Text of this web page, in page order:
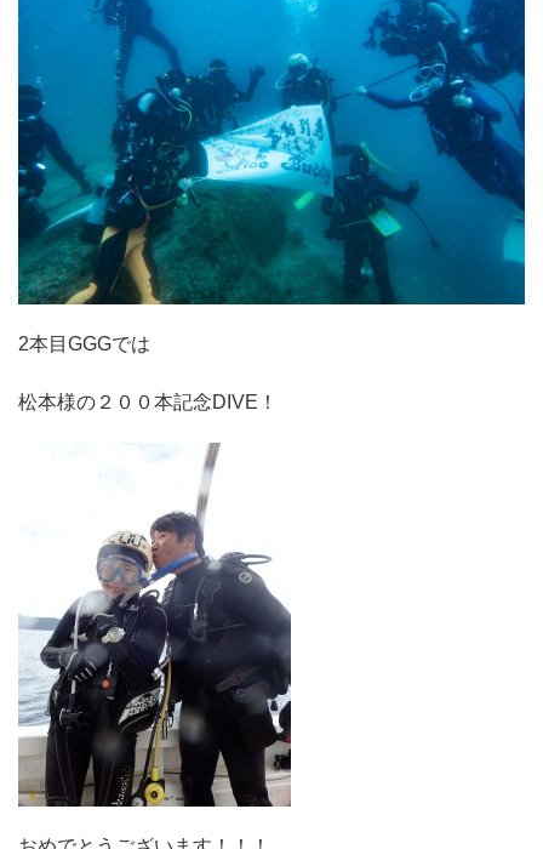
2本目GGGでは
松本様の２００本記念DIVE！